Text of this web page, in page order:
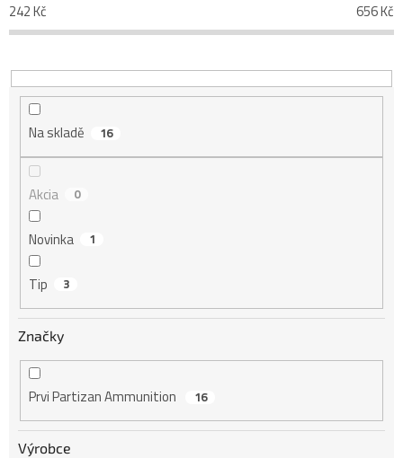
r
o
242Kč 656Kč
Na skladě 16
Akcia 0
Novinka 1
Tip 3
Značky
Prvi Partizan Ammunition 16
Výrobce